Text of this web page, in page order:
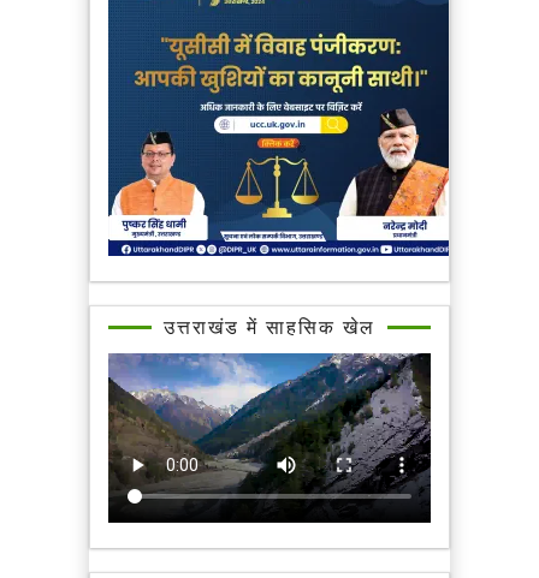
उत्तराखंड में साहसिक खेल